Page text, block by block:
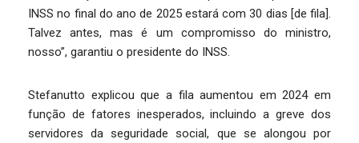
INSS no final do ano de 2025 estará com 30 dias [de fila].
Talvez antes, mas é um compromisso do ministro,
nosso”, garantiu o presidente do INSS.
Stefanutto explicou que a fila aumentou em 2024 em
função de fatores inesperados, incluindo a greve dos
servidores da seguridade social, que se alongou por